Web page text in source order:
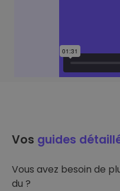
Vos guides
Vous avez besoin de
du ?